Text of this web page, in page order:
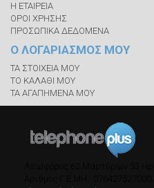
Η ΕΤΑΙΡΕΙΑ
ΟΡΟΙ ΧΡΗΣΗΣ
ΠΡΟΣΩΠΙΚΑ ΔΕΔΟΜΕΝΑ
Ο ΛΟΓΑΡΙΑΣΜΟΣ ΜΟΥ
ΤΑ ΣΤΟΙΧΕΙΑ ΜΟΥ
ΤΟ ΚΑΛΑΘΙ ΜΟΥ
ΤΑ ΑΓΑΠΗΜΕΝΑ ΜΟΥ